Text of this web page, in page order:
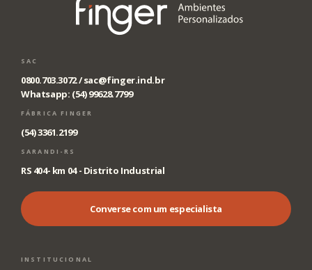
SAC
0800.703.3072 /sac@finger.ind.br
Whatsapp: (54) 99628.7799
FÁBRICA FINGER
(54) 3361.2199
SARANDI-RS
RS 404- km 04 - Distrito Industrial
Converse com um especialista
INSTITUCIONAL